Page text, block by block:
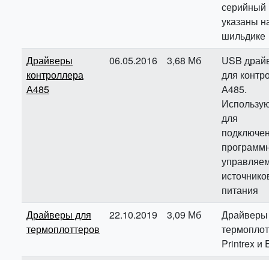
серийный
указаны
шильдике
Драйверы
контроллера
А485
06.05.2016 3,68 Мб
USB
для
А485.
для
питания
Драйверы для
термоплоттеров
22.10.2019 3,09 Мб
Printrex и